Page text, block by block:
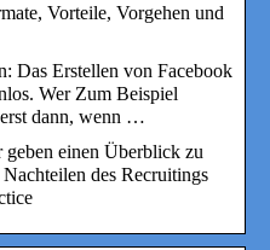
Vorteile, Vorgehen und
Das Erstellen von Facebook
Wer Zum Beispiel
dann, wenn …
geben einen Überblick zu
des Recruitings